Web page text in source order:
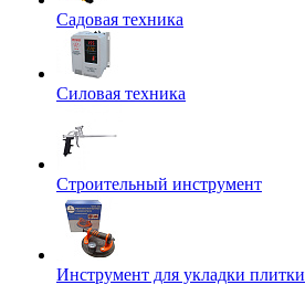
Садовая техника
Силовая техника
Строительный инструмент
Инструмент для укладки плитки